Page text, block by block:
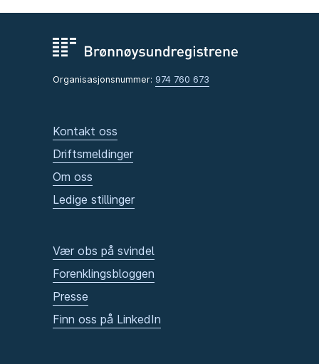
Organisasjonsnummer: 974 760 673
Kontakt oss
Driftsmeldinger
Om oss
Ledige stillinger
Vær obs på svindel
Forenklingsbloggen
Presse
Finn oss på LinkedIn